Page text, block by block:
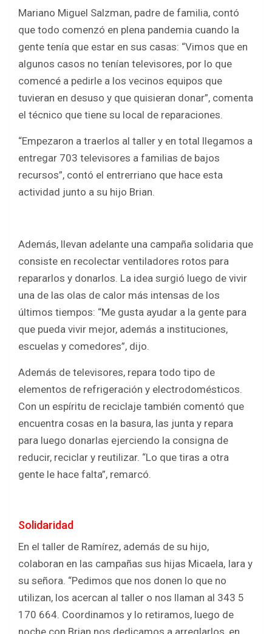
Mariano Miguel Salzman, padre de familia, contó
que todo comenzó en plena pandemia cuando la
gente tenía que estar en sus casas: “Vimos que en
algunos casos no tenían televisores, por lo que
comencé a pedirle a los vecinos equipos que
tuvieran en desuso y que quisieran donar”, comenta
el técnico que tiene su local de reparaciones.
“Empezaron a traerlos al taller y en total llegamos a
entregar 703 televisores a familias de bajos
recursos”, contó el entrerriano que hace esta
actividad junto a su hijo Brian.
Además, llevan adelante una campaña solidaria que
consiste en recolectar ventiladores rotos para
repararlos y donarlos. La idea surgió luego de vivir
una de las olas de calor más intensas de los
últimos tiempos: “Me gusta ayudar a la gente para
que pueda vivir mejor, además a instituciones,
escuelas y comedores”, dijo.
Además de televisores, repara todo tipo de
elementos de refrigeración y electrodomésticos.
Con un espíritu de reciclaje también comentó que
encuentra cosas en la basura, las junta y repara
para luego donarlas ejerciendo la consigna de
reducir, reciclar y reutilizar. “Lo que tiras a otra
gente le hace falta”, remarcó.
Solidaridad
En el taller de Ramírez, además de su hijo,
colaboran en las campañas sus hijas Micaela, Iara y
su señora. “Pedimos que nos donen lo que no
utilizan, los acercan al taller o nos llaman al 343 5
170 664. Coordinamos y lo retiramos, luego de